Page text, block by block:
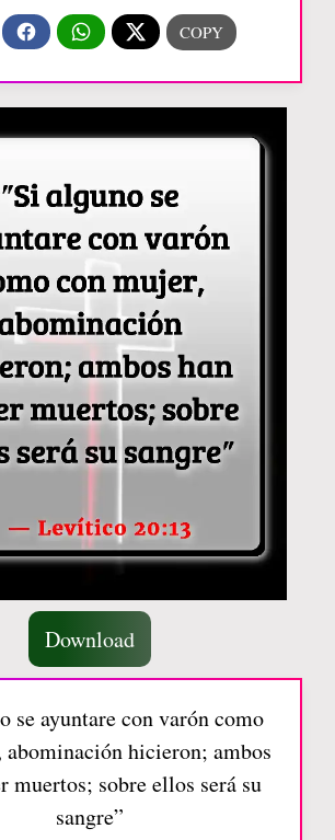
Download
se ayuntare con varón como
abominación hicieron; ambos
muertos; sobre ellos será su
sangre”